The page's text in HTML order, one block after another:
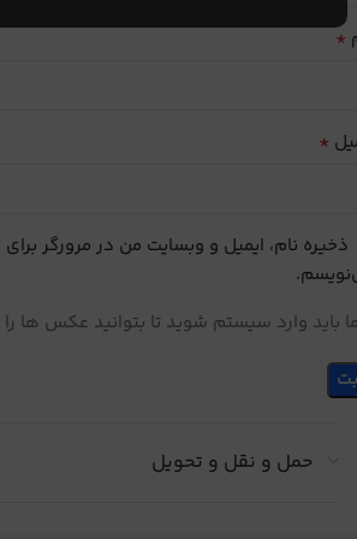
*
*
ذخیره نام، ایمیل و وبسایت من در مرورگر
باید وارد سیستم شوید تا بتوانید عکس ها
حمل و نقل و تحویل